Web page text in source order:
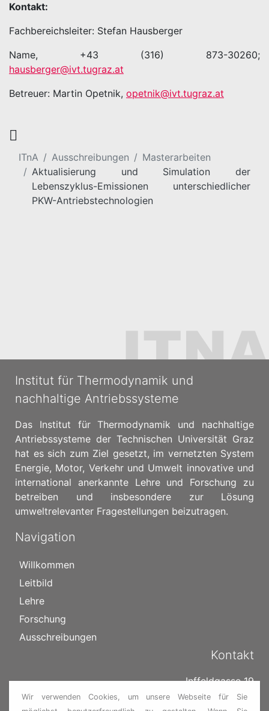
Kontakt:
Fachbereichsleiter: Stefan Hausberger
Name, +43 (316) 873-30260;
hausberger@ivt.tugraz.at
Betreuer: Martin Opetnik, opetnik@ivt.tugraz.at
ITnA Ausschreibungen
Masterarbeiten
Aktualisierung und Simulation der
Lebenszyklus-Emissionen unterschiedlicher
PKW-Antriebstechnologien
Institut für Thermodynamik und
nachhaltige Antriebssysteme
Das Institut für Thermodynamik und nachhaltige
Antriebssysteme der Technischen Universität Graz
hat es sich zum Ziel gesetzt, im vernetzten System
Energie, Motor, Verkehr und Umwelt innovative und
international anerkannte Lehre und Forschung zu
betreiben und insbesondere zur Lösung
umweltrelevanter Fragestellungen beizutragen.
Navigation
Willkommen
Leitbild
Lehre
Forschung
Ausschreibungen
Kontakt
Inffeldgasse 19
8010 Graz
Wir verwenden Cookies, um unsere Webseite für Sie